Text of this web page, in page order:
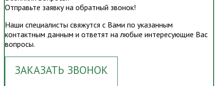
Отправьте заявку на обратный звонок!
Наши специалисты свяжутся с Вами по указанным
контактным данным и ответят на любые интересующие Вас
вопросы.
ЗАКАЗАТЬ ЗВОНОК